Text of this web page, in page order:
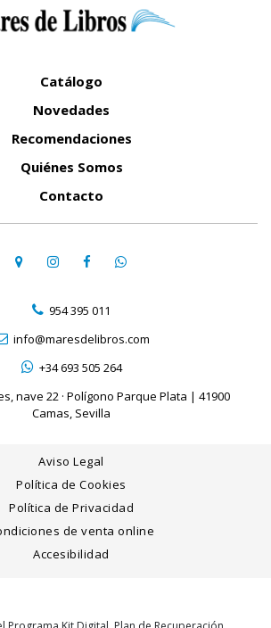
Catálogo
Novedades
Recomendaciones
Quiénes Somos
Contacto
954 395 011
info@maresdelibros.com
+34 693 505 264
nave 22 · Polígono Parque Plata | 41900
Camas, Sevilla
Aviso Legal
Política de Cookies
Política de Privacidad
de venta online
Accesibilidad